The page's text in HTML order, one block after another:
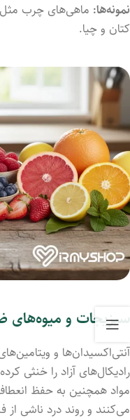
نمونه‌ها: ماهی‌های چرب مثل
کتان و چیا.
سبزیجات و میوه‌های
آنتی‌اکسیدان‌ها و
رادیکال‌های آزاد را خنثی
مواد همچنین به حفظ
می‌کنند و روند درد ناشی